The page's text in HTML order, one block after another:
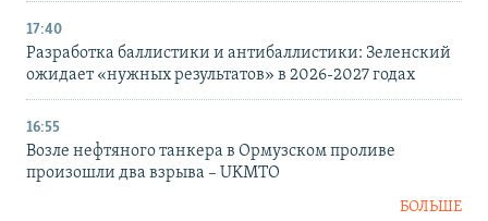
17:40
Разработка баллистики и антибаллистики: Зеленский
ожидает «нужных результатов» в 2026-2027 годах
16:55
Возле нефтяного танкера в Ормузском проливе
произошли два взрыва – UKMTO
БОЛЬШЕ